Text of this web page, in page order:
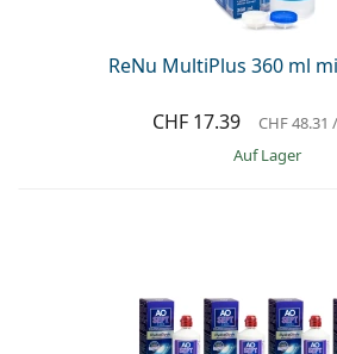
ReNu MultiPlus 360 ml
CHF 17.39 CHF 48.31
auf Lager